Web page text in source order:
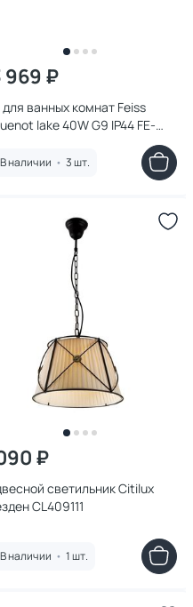
969 ₽
для ванных комнат Feiss
lake 40W G9 IP44 FE-
В наличии • 3 шт.
₽
светильник Citilux
CL409111
В наличии • 1 шт.